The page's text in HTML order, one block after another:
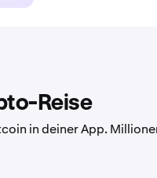
Reise
in deiner App.